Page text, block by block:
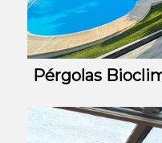
Pérgolas